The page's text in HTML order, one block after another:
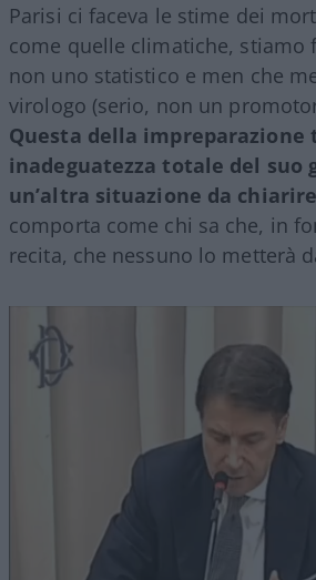
Parisi ci faceva le stime dei
come quelle climatiche, stiamo
non uno statistico e men che
virologo (serio, non un
Questa della impreparazione
inadeguatezza totale del suo
un’altra situazione da chiarire
comporta come chi sa che, in
recita, che nessuno lo metterà